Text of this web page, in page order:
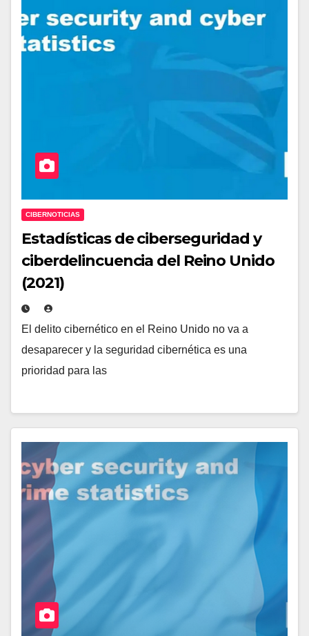
CIBERNOTICIAS
Estadísticas de ciberseguridad y
ciberdelincuencia del Reino Unido
(2021)
El delito cibernético en el Reino Unido no va a
desaparecer y la seguridad cibernética es una
prioridad para las